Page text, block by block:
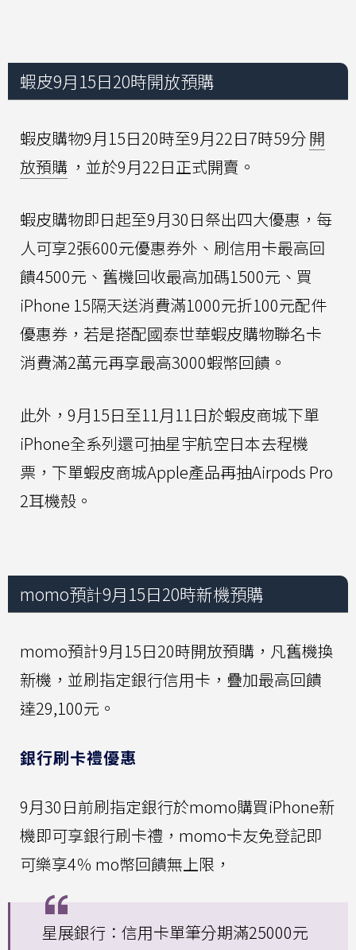
蝦皮9月15日20時開放預購
蝦皮購物9月15日20時至9月22日7時59分開
放預購 ，並於9月22日正式開賣。
蝦皮購物即日起至9月30日祭出四大優惠，每
人可享2張600元優惠券外、刷信用卡最高回
饋4500元、舊機回收最高加碼1500元、買
iPhone 15隔天送消費滿1000元折100元配件
優惠券，若是搭配國泰世華蝦皮購物聯名卡
消費滿2萬元再享最高3000蝦幣回饋。
此外，9月15日至11月11日於蝦皮商城下單
iPhone全系列還可抽星宇航空日本去程機
票，下單蝦皮商城Apple產品再抽Airpods Pro
2耳機殼。
momo預計9月15日20時新機預購
momo預計9月15日20時開放預購，凡舊機換
新機，並刷指定銀行信用卡，疊加最高回饋
達29,100元。
銀行刷卡禮優惠
9月30日前刷指定銀行於momo購買iPhone新
機即可享銀行刷卡禮，momo卡友免登記即
可樂享4％ mo幣回饋無上限，
星展銀行：信用卡單筆分期滿25000元